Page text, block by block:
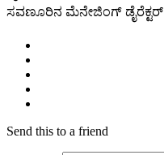
ಸವಣೂರಿನ ಮೆನೇಜಿಂಗ್ ಡೈರೆಕ್ಟರ್
Send this to a friend